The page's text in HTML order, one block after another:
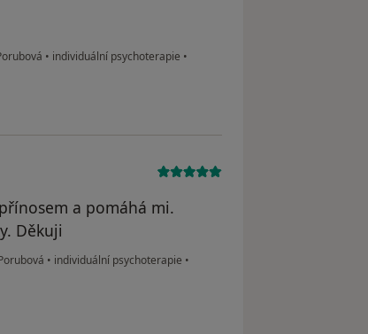
• individuální psychoterapie •
a pomáhá mi.
Děkuji
• individuální psychoterapie •